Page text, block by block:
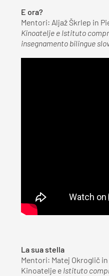
E ora?
Mentori: Aljaž Škrlep in
Kinoatelje e Istituto
insegnamento bilingue
La sua stella
Mentori: Matej Okroglič in
Kinoatelje e Istituto